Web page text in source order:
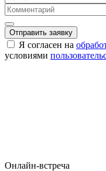
Отправить заявку
Я согласен на
условиями
Онлайн-встреча